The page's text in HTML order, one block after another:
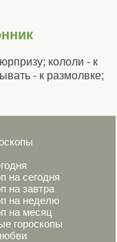
кололи - к
- к размолвке;
на сегодня
на завтра
на неделю
на месяц
гороскопы